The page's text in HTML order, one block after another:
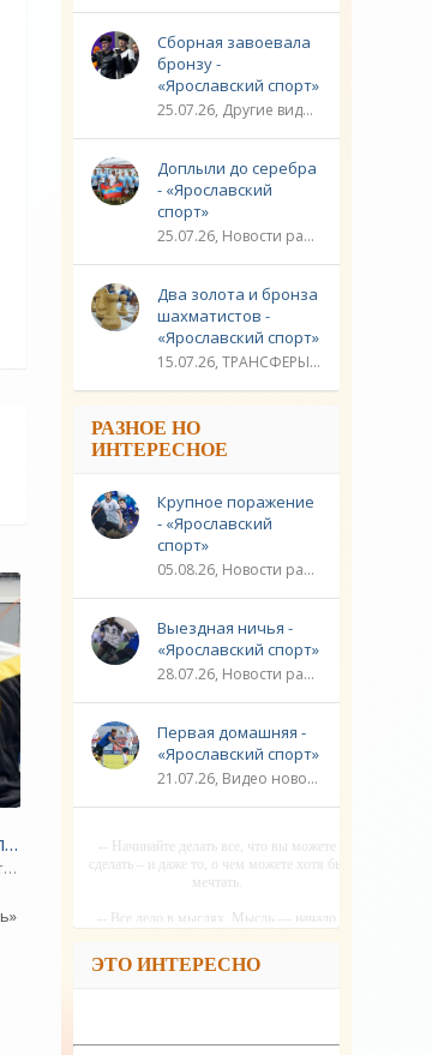
/ ВЕЛОСПОРТ / Спорт
спорт»
/ Плавание / Видео новости / Спорт
Сборная завоевала
бронзу -
«Ярославский спорт»
25.07.26, Другие виды спорта / Стрельба / Плавание / ЛИГА ЧЕМПИОНОВ / Спорт / Видео новости
Доплыли до серебра
- «Ярославский
спорт»
25.07.26, Новости разное / Гребля / Многоборье / Плавание / Другие виды спорта / Водные виды спорта / Видео новости / Спорт
Два золота и бронза
шахматистов -
«Ярославский спорт»
15.07.26, ТРАНСФЕРЫ / Новости разное / Другие виды спорта / Видео новости / Спорт
РАЗНОЕ НО
ИНТЕРЕСНОЕ
Крупное поражение
- «Ярославский
спорт»
05.08.26, Новости разное / Плавание / ФУТБОЛ / ЛИГА ЧЕМПИОНОВ / Видео новости / Игровые виды спорта / Спорт
Выездная ничья -
«Ярославский спорт»
28.07.26, Новости разное / ЛИГА ЧЕМПИОНОВ / ФУТБОЛ / Плавание / ГОЛЬФ / Игровые виды спорта / Видео новости / Спорт
Первая домашняя -
«Ярославский спорт»
21.07.26, Видео новости / ЛИГА ЧЕМПИОНОВ / ФУТБОЛ / Плавание / Новости разное / Игровые виды спорта / Спорт
-- Начинайте делать все, что вы можете
сделать – и даже то, о чем можете хотя бы
мечтать.
-- Все дело в мыслях. Мысль — начало
поэтому главное дело совершенствования:
работать над мыслями.
придумали.
ЭТО ИНТЕРЕСНО